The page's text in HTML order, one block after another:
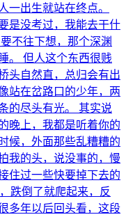
出生就站在终点。
是没考过，我能去干什
不往下想，那个深渊
。 但人这个东西很贱
头自然直，总归会有出
站在岔路口的少年，两
的尽头有光。 其实说
晚上，我都是听着你的
候，外面那些乱糟糟的
我的头，说没事的，慢
住过一些快要掉下去的
跌倒了就爬起来，反
多年以后回头看，这段